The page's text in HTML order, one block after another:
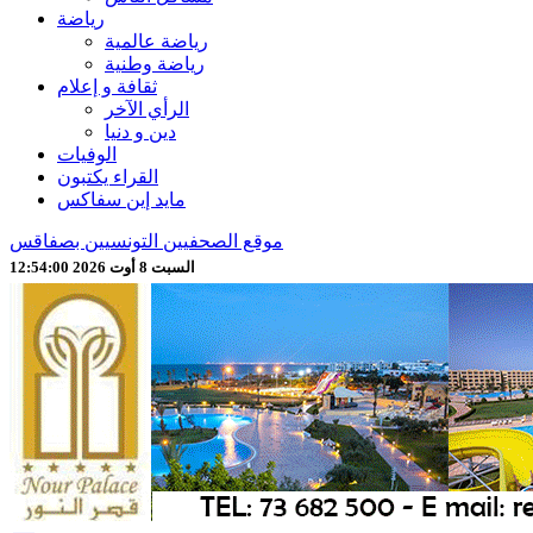
رياضة
رياضة عالمية
رياضة وطنية
ثقافة و إعلام
الرأي الآخر
دين و دنيا
الوفيات
القراء يكتبون
مايد إين سفاكس
موقع الصحفيين التونسيين بصفاقس
السبت 8 أوت 2026 12:54:02